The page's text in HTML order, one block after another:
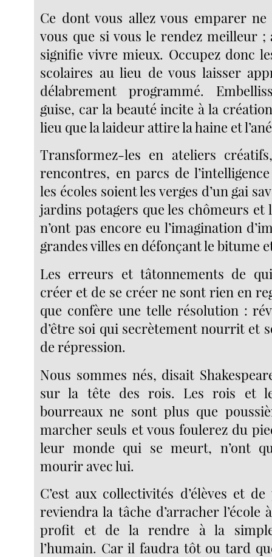
Ce dont vous allez vous emparer
vous que si vous le rendez meilleur ;
signifie vivre mieux. Occupez donc
scolaires au lieu de vous laisser
délabrement programmé.
guise, car la beauté incite à la
lieu que la laideur attire la haine et
Transformez-les en ateliers
rencontres, en parcs de
les écoles soient les verges d’un gai
jardins potagers que les chômeurs et
n’ont pas encore eu l’imagination
grandes villes en défonçant le bitume
Les erreurs et tâtonnements de
créer et de se créer ne sont rien en
que confère une telle résolution :
d’être soi qui secrètement nourrit et
de répression.
Nous sommes nés, disait
sur la tête des rois. Les rois et
bourreaux ne sont plus que
marcher seuls et vous foulerez du
leur monde qui se meurt, n’ont
mourir avec lui.
C’est aux collectivités d’élèves et
reviendra la tâche d’arracher l’école
profit et de la rendre à la
l’humain. Car il faudra tôt ou tard